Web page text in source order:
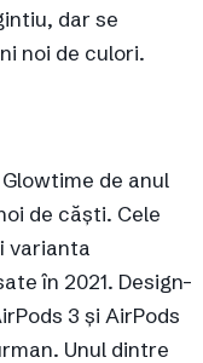
dar se
noi de culori.
de anul
de căști. Cele
varianta
în 2021. Design-
3 și AirPods
Unul dintre